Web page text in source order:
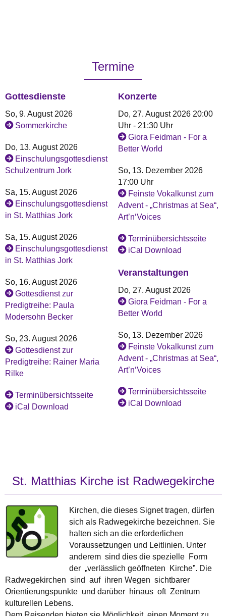
Termine
Gottesdienste
So, 9. August 2026
Sommerkirche
Do, 13. August 2026
Einschulungsgottesdienst
Schulzentrum Jork
Sa, 15. August 2026
Einschulungsgottesdienst
in St. Matthias Jork
Sa, 15. August 2026
Einschulungsgottesdienst
in St. Matthias Jork
So, 16. August 2026
Gottesdienst zur
Predigtreihe: Paula
Modersohn Becker
So, 23. August 2026
Gottesdienst zur
Predigtreihe: Rainer Maria
Rilke
Terminübersichtsseite
iCal Download
Konzerte
Do, 27. August 2026 20:00
Uhr - 21:30 Uhr
Giora Feidman - For a
Better World
So, 13. Dezember 2026
17:00 Uhr
Feinste Vokalkunst zum
Advent - „Christmas at Sea“,
Art’n‘Voices
Terminübersichtsseite
iCal Download
Veranstaltungen
Do, 27. August 2026
Giora Feidman - For a
Better World
So, 13. Dezember 2026
Feinste Vokalkunst zum
Advent - „Christmas at Sea“,
Art’n‘Voices
Terminübersichtsseite
iCal Download
St. Matthias Kirche ist Radwegekirche
Kirchen, die dieses Signet tragen, dürfen
sich als Radwegekirche bezeichnen. Sie
halten sich an die erforderlichen
Voraussetzungen und Leitlinien. Unter
anderem sind dies die spezielle Form
der „verlässlich geöffneten Kirche”. Die
Radwegekirchen sind auf ihren Wegen sichtbarer
Orientierungspunkte und darüber hinaus oft Zentrum
kulturellen Lebens.